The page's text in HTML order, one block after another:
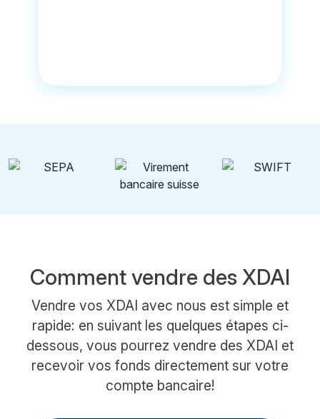
Comment vendre des XDAI
Vendre vos XDAI avec nous est simple et
rapide: en suivant les quelques étapes ci-
dessous, vous pourrez vendre des XDAI et
recevoir vos fonds directement sur votre
compte bancaire!